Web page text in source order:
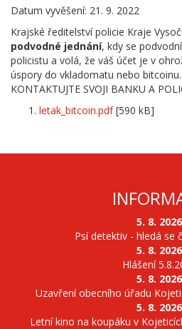
Datum vyvěšení: 21. 9. 2022
Krajské ředitelství policie Kraje
podvodné jednání, kdy se
policistu a volá, že váš účet je v
úspory do vkladomatu nebo bitcoinu.
KONTAKTUJTE SVOJI BANKU A
letak_bitcoin.pdf[590 kB]
5. 8. 2026
Psí detektiv - hledá se
5. 8. 2026
Hlášení
5. 8. 2026
Uzavření obecního úřadu
5. 8. 2026
Letní kino na koupáku v